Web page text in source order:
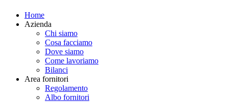
Home
Azienda
Chi siamo
Cosa facciamo
Dove siamo
Come lavoriamo
Bilanci
Area fornitori
Regolamento
Albo fornitori